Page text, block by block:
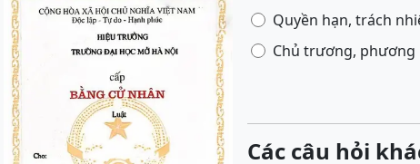
Quyền hạn, trách
Chủ trương, phương
Các câu hỏi